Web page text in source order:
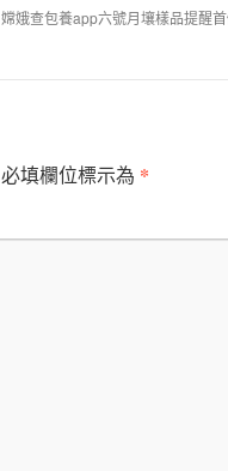
嫦娥查包養app六號月壤樣品提醒首
必填欄位標示為 *